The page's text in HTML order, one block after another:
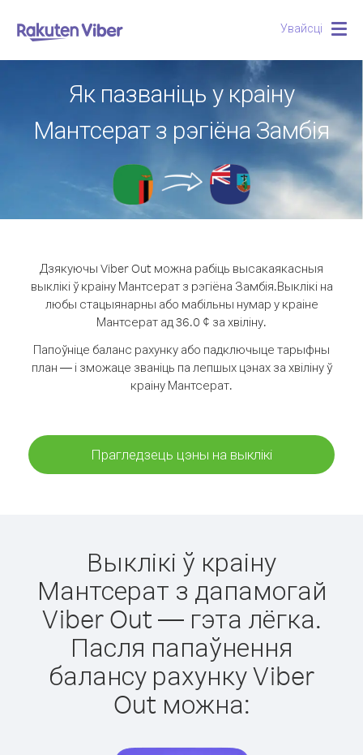
Увайсці
Як пазваніць у краіну
Мантсерат з рэгіёна Замбія
Дзякуючы Viber Out можна рабіць высакаякасныя
выклікі ў краіну Мантсерат з рэгіёна Замбія.Выклікі на
любы стацыянарны або мабільны нумар у краіне
Мантсерат ад 36.0 ¢ за хвіліну.
Папоўніце баланс рахунку або падключыце тарыфны
план — і зможаце званіць па лепшых цэнах за хвіліну ў
краіну Мантсерат.
Прагледзець цэны на выклікі
Выклікі ў краіну
Мантсерат з дапамогай
Viber Out — гэта лёгка.
Пасля папаўнення
балансу рахунку Viber
Out можна: